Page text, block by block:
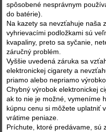
spôsobené nesprávnym
do batérie).
Na kazety sa nevzťahuje naša
vyhrievacími podložkami sú
kvapaliny, preto sa syčanie,
záručný problém.
Vyššie uvedená záruka sa
elektronickej cigarety a
priamo alebo nepriamo
Chybný výrobok elektronickej
ak to nie je možné, vymeníme
kúpnu cenu si môžete uplatniť
vrátime peniaze.
Príchute, ktoré predávame, sú